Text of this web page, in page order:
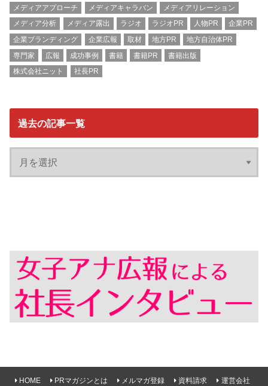
メディアアプローチ
メディアキャラバン
メディアリレーション
メディア分析
メディア露出 ラジオ ラジオPR 人物PR
企業PR
企業ブランディング
企業広報 取材 地方PR
地方自治体PR
専門家
広報 成功事例 書籍 書籍PR
書籍出版
株式会社ニット
社長PR
過去の記事一覧
HOME PRマガジンとは メルマガ登録 資料請求 運営会社